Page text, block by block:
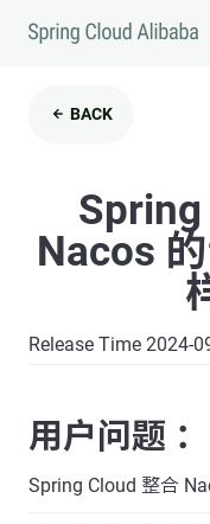
BACK
Nacos
Release Time 2024-
用户问题 ：
Spring Cloud 整合